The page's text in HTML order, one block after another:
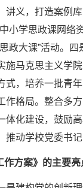
讲义，打造案例
小学思政课网络
政大课”活动。
施马克思主义学
式，培养一批青
作格局。整合多
体化建设，鼓励
推动学校党委书
作方案》的主要亮